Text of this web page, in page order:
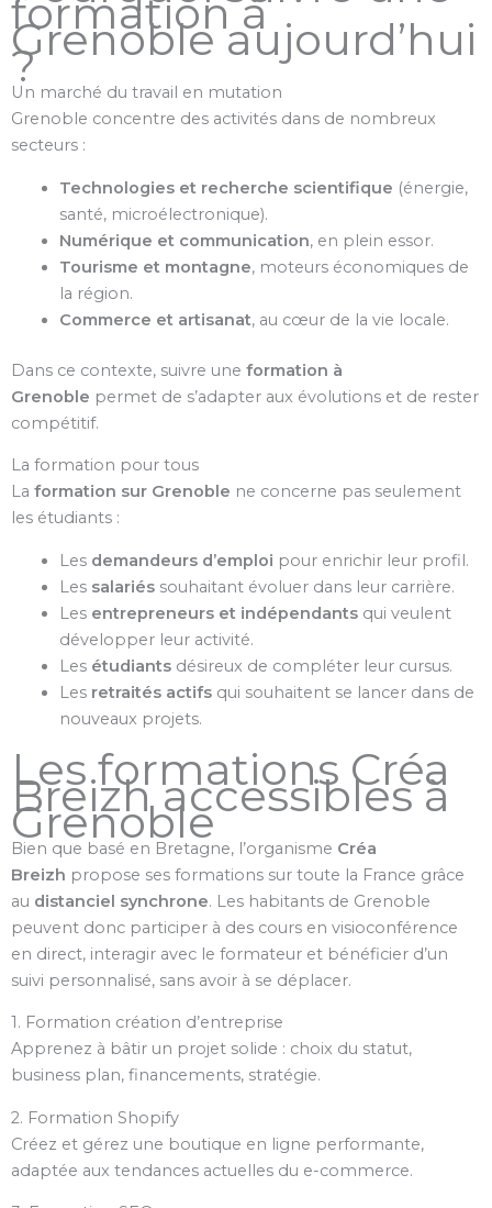
formation à
Grenoble aujourd’hui
?
Un marché du travail en mutation
Grenoble concentre des activités dans de nombreux
secteurs :
Technologies et recherche scientifique (énergie,
santé, microélectronique).
Numérique et communication, en plein essor.
Tourisme et montagne, moteurs économiques de
la région.
Commerce et artisanat, au cœur de la vie locale.
Dans ce contexte, suivre une formation à
Grenoble permet de s’adapter aux évolutions et de rester
compétitif.
La formation pour tous
La formation sur Grenoble ne concerne pas seulement
les étudiants :
Les demandeurs d’emploi pour enrichir leur profil.
Les salariéssouhaitant évoluer dans leur carrière.
Les entrepreneurs et indépendantsqui veulent
développer leur activité.
Les étudiantsdésireux de compléter leur cursus.
Les retraités actifsqui souhaitent se lancer dans de
nouveaux projets.
Les formations Créa
Breizh accessibles à
Grenoble
Bien que basé en Bretagne, l’organisme Créa
Breizh propose ses formations sur toute la France grâce
au distanciel synchrone. Les habitants de Grenoble
peuvent donc participer à des cours en visioconférence
en direct, interagir avec le formateur et bénéficier d’un
suivi personnalisé, sans avoir à se déplacer.
1. Formation création d’entreprise
Apprenez à bâtir un projet solide : choix du statut,
business plan, financements, stratégie.
2. Formation Shopify
Créez et gérez une boutique en ligne performante,
adaptée aux tendances actuelles du e-commerce.